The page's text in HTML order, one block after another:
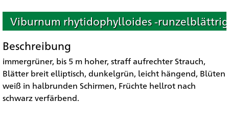
Viburnum rhytidophylloides -
Beschreibung
immergrüner, bis 5 m hoher, straff aufrechter Strauch,
Blätter breit elliptisch, dunkelgrün, leicht hängend, Blüten
weiß in halbrunden Schirmen, Früchte hellrot nach
schwarz verfärbend.